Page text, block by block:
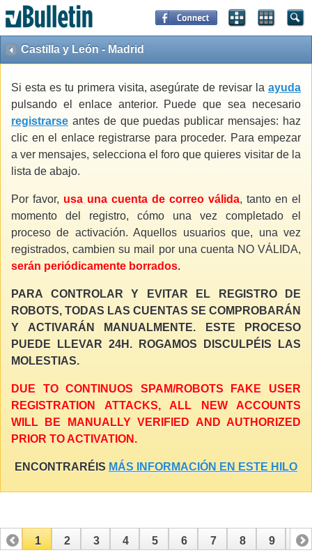
Castilla y León - Madrid
Si esta es tu primera visita, asegúrate de revisar la ayuda
pulsando el enlace anterior. Puede que sea necesario
registrarse antes de que puedas publicar mensajes: haz
clic en el enlace registrarse para proceder. Para empezar
a ver mensajes, selecciona el foro que quieres visitar de la
lista de abajo.
Por favor, usa una cuenta de correo válida, tanto en el
momento del registro, cómo una vez completado el
proceso de activación. Aquellos usuarios que, una vez
registrados, cambien su mail por una cuenta NO VÁLIDA,
serán periódicamente borrados.
PARA CONTROLAR Y EVITAR EL REGISTRO DE
ROBOTS, TODAS LAS CUENTAS SE COMPROBARÁN
Y ACTIVARÁN MANUALMENTE. ESTE PROCESO
PUEDE LLEVAR 24H. ROGAMOS DISCULPÉIS LAS
MOLESTIAS.
DUE TO CONTINUOS SPAM/ROBOTS FAKE USER
REGISTRATION ATTACKS, ALL NEW ACCOUNTS
WILL BE MANUALLY VERIFIED AND AUTHORIZED
PRIOR TO ACTIVATION.
ENCONTRARÉIS MÁS INFORMACIÓN EN ESTE HILO
1 2 3 4 5 6 7 8 9 10